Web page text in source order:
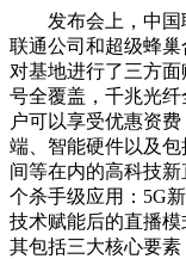
发布会上，中国
联通公司和超级蜂
对基地进行了三方
号全覆盖，千兆光
户可以享受优惠资
端、智能硬件以及
间等在内的高科技
个杀手级应用：5G
技术赋能后的直播模
其包括三大核心要